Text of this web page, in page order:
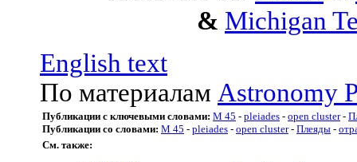
& Michigan
English text
По материалам Astronomy
Публикации с ключевыми словами: M 45 - pleiades - open cluster-
Публикации со словами: M 45 - pleiades - open cluster- Плеяды -
См. также: